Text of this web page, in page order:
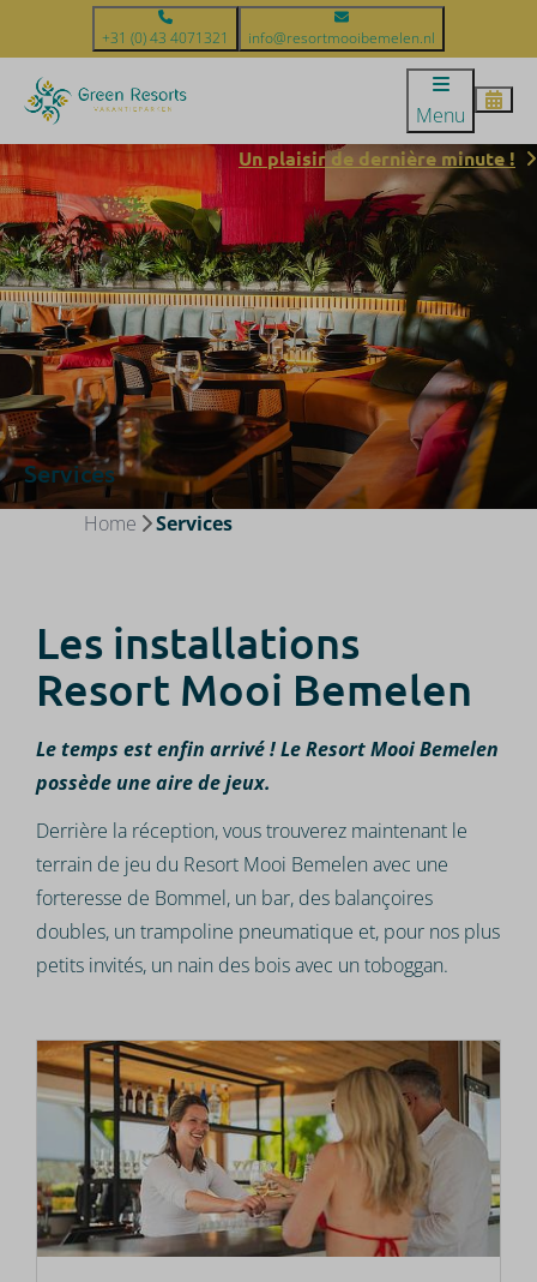
+31 (0) 43 4071321 info@resortmooibemelen.nl
Menu
Services
Un plaisir de dernière minute !
Home Services
Les installations
Resort Mooi Bemelen
Le temps est enfin arrivé ! Le Resort Mooi Bemelen
possède une aire de jeux.
Derrière la réception, vous trouverez maintenant le
terrain de jeu du Resort Mooi Bemelen avec une
forteresse de Bommel, un bar, des balançoires
doubles, un trampoline pneumatique et, pour nos plus
petits invités, un nain des bois avec un toboggan.